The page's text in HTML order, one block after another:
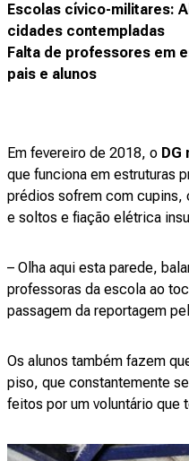
Escolas cívico-militares:
cidades contempladas
Falta de professores em
pais e alunos
Em fevereiro de 2018, o DG
que funciona em estruturas
prédios sofrem com cupins,
e soltos e fiação elétrica
– Olha aqui esta parede,
professoras da escola ao
passagem da reportagem
Os alunos também fazem
piso, que constantemente
feitos por um voluntário que